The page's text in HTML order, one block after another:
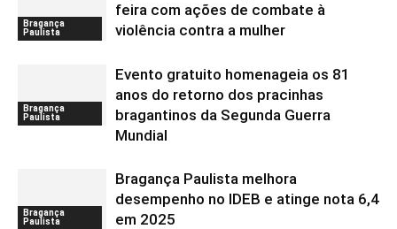
Bragança
Paulista
feira com ações de combate à
violência contra a mulher
Bragança
Paulista
Evento gratuito homenageia os 81
anos do retorno dos pracinhas
bragantinos da Segunda Guerra
Mundial
Bragança
Paulista
Bragança Paulista melhora
desempenho no IDEB e atinge nota 6,4
em 2025